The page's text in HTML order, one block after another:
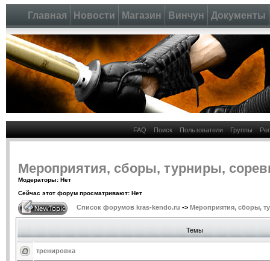
Главная Новости Магазин Винчун Документы
FAQ Поиск Пользователи Группы
Мероприятия, сборы, турниры,
Модераторы: Нет
Сейчас этот форум просматривают: Нет
Список форумов kras-kendo.ru -> Мероприятия, сборы,
Темы
тренировка